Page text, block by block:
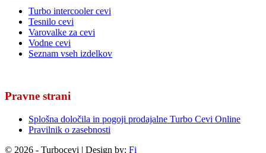
Turbo intercooler cevi
Tesnilo cevi
Varovalke za cevi
Vodne cevi
Seznam vseh izdelkov
Pravne strani
Splošna določila in pogoji prodajalne Turbo Cevi Online
Pravilnik o zasebnosti
© 2026 - Turbocevi | Design by: Fi